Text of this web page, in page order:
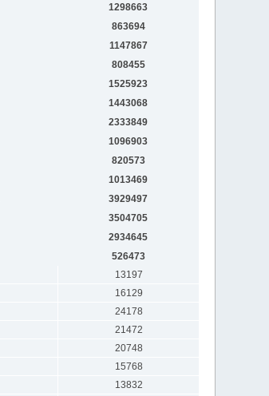
1298663
863694
1147867
808455
1525923
1443068
2333849
1096903
820573
1013469
3929497
3504705
2934645
526473
13197
16129
24178
21472
20748
15768
13832